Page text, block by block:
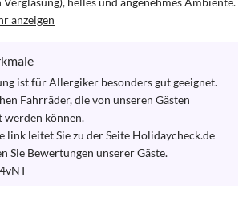
anzeigen
ist für Allergiker besonders gut geeignet.
Fahrräder, die von unseren Gästen
werden können.
link leitet Sie zu der Seite Holidaycheck.de
Sie Bewertungen unserer Gäste.